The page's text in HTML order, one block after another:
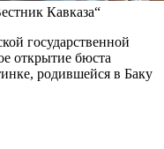
Кавказа“
государственной
открытие бюста
родившейся в Баку